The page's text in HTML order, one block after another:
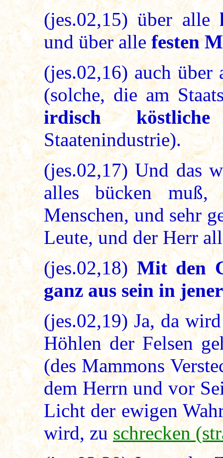
(jes.02,15) über alle
und über alle festen
(jes.02,16) auch
(solche, die am
irdisch
Staatenindustrie).
(jes.02,17) Und das
alles bücken
Menschen, und sehr
Leute, und der Herr
(jes.02,18)Mit den
ganz aus sein in
(jes.02,19) Ja, da
Höhlen der Felsen
(des Mammons
dem Herrn und vor
Licht der ewigen
wird, zuschrecken